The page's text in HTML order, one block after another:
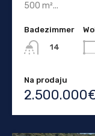
500 m²...
Badezimmer
14
Na prodaju